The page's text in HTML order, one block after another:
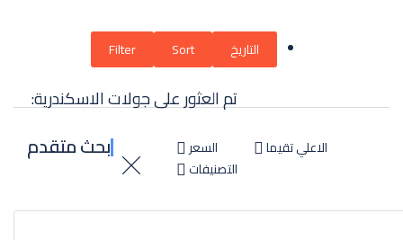
التاريخ Sort
Filter
تم العثور على جولات الاسكندرية:
بحث متقدم السعر
الاعلي تقيما
التصنيفات